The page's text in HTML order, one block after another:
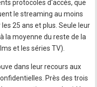
protocoles d'accès, que
le streaming au moins
25 ans et plus. Seule leur
la moyenne du reste de la
et les séries TV).
dans leur recours aux
Près des trois